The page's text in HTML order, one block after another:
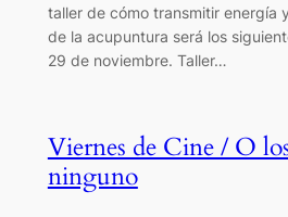
taller de cómo transmitir energía
de la acupuntura será los
29 de noviembre. Taller…
Viernes de Cine / O
ninguno